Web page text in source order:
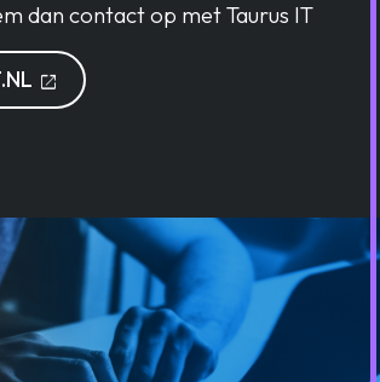
dan contact op met Taurus IT
open_in_new OPENT IN EEN NIEUW TABLAD